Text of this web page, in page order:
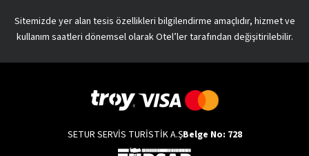
Sitemizde yer alan tesis özellikleri bilgilendirme amaçlıdır, hizmet ve
kullanım saatleri dönemsel olarak Otel’ler tarafından değişitirilebilir.
SETUR SERVİS TURİSTİK A.ŞBelge No: 728